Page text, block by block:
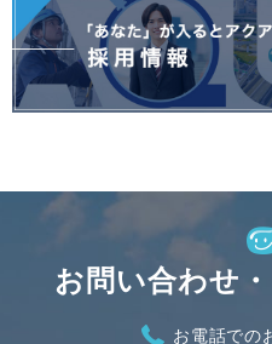
お問い合わせ
お電話での